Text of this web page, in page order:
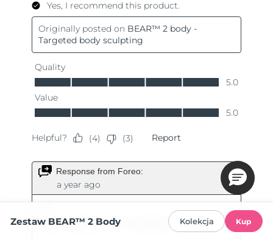
Zestaw BEAR™ 2 Body Kolekcja Kup